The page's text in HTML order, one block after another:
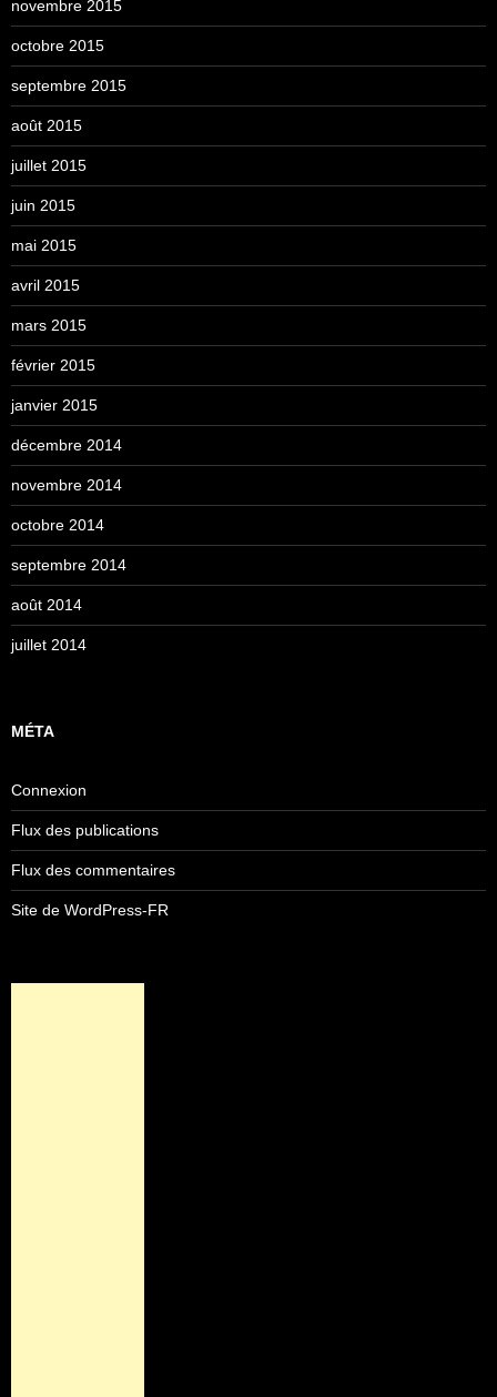
novembre 2015
octobre 2015
septembre 2015
août 2015
juillet 2015
juin 2015
mai 2015
avril 2015
mars 2015
février 2015
janvier 2015
décembre 2014
novembre 2014
octobre 2014
septembre 2014
août 2014
juillet 2014
MÉTA
Connexion
Flux des publications
Flux des commentaires
Site de WordPress-FR